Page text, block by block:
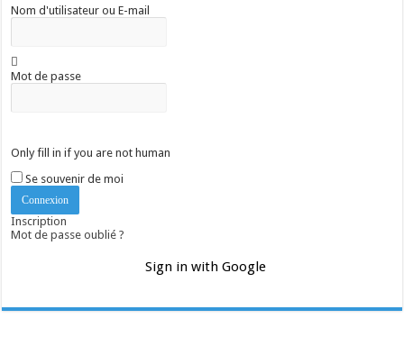
Nom d'utilisateur ou E-mail
Mot de passe
Only fill in if you are not human
Se souvenir de moi
Inscription
Mot de passe oublié ?
Sign in with Google